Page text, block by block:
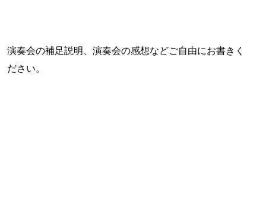
演奏会の補足説明、演奏会の感想などご自由にお書きく
ださい。